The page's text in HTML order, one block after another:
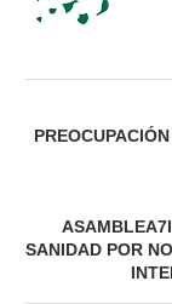
SANIDAD POR